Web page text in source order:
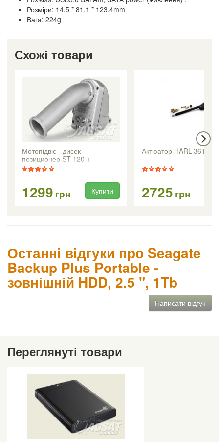
Розміри: 14.5 * 81.1 * 123.4mm
Вага: 224g
Схожі товари
Мотопідвіс - дисек-
позиционер ST-120 +
1299 грн Купити
Актюатор HARL-3618 +
2725 грн
Останні відгуки про Seagate
Backup Plus Portable -
зовнішній HDD, 2.5 ", 1Tb
Написати відгук
Переглянуті товари